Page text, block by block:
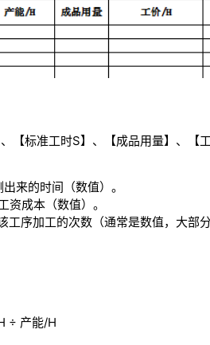
【标准工时S】、【成品用量】、【工
来的时间（数值）。
资成本（数值）。
工序加工的次数（通常是数值，大部分
÷ 产能/H